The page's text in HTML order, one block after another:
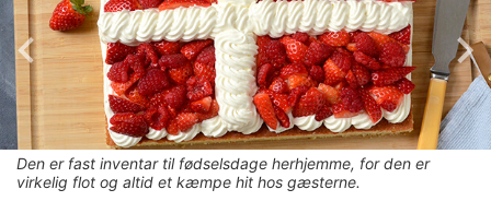
Den er fast inventar til fødselsdage herhjemme, for den er
virkelig flot og altid et kæmpe hit hos gæsterne.